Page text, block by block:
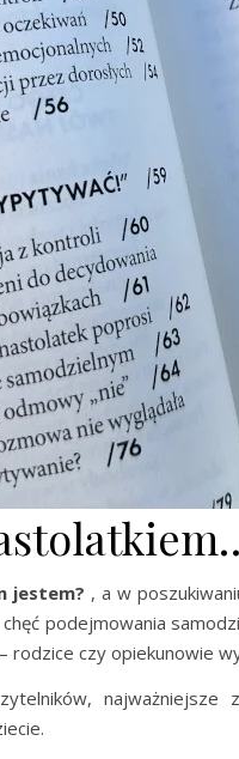
jestem? , a w
podejmowania
czy opiekunowie